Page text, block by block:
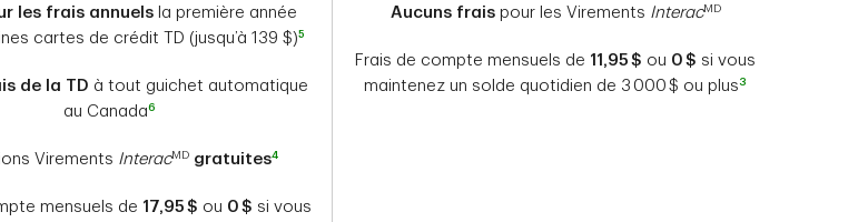
les frais annuelsla première année
cartes de crédit TD (jusqu’à 139 $)5
de la TD à tout guichet automatique
au Canada6
Virements InteracMD gratuites4
mensuels de 17,95 $ ou 0 $ si vous
Aucuns fraispour les Virements InteracMD
Frais de compte mensuels de 11,95 $ ou 0 $ si vous
maintenez un solde quotidien de 3 000 $ ou plus 3